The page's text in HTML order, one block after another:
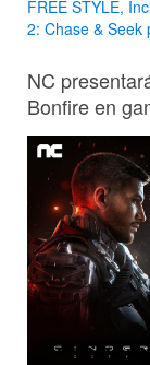
FREE STYLE,
2: Chase & Seek
NC
Bonfire en